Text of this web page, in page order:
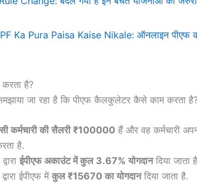
Ka Pura Paisa Kaise Nikale: ऑनलाइन पीएफ
है?
जा रहा है कि पीएफ कैलकुलेटर कैसे काम करता
कर्मचारी की सैलरी ₹100000 हैं और वह कर्मचारी
है.
ईपीएफ अकाउंट में कुल 3.67% योगदानदिया जाता
ईपीएफ में कुल ₹15670 का योगदानदिया जाता है.